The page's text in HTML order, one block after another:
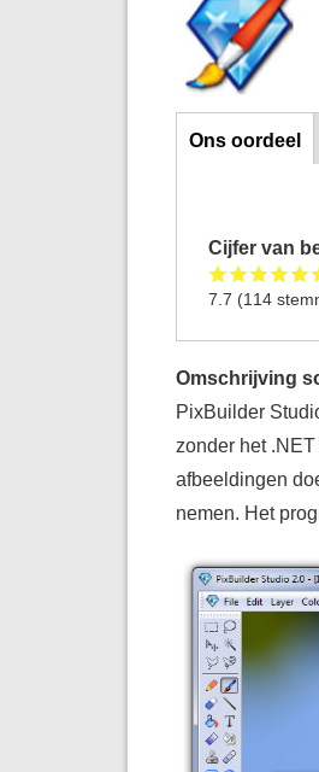
Ons oordeel
Ons oordeel
Cijfer van
7.7 (114
Omschrijving
PixBuilder
zonder het
afbeeldingen
nemen. Het